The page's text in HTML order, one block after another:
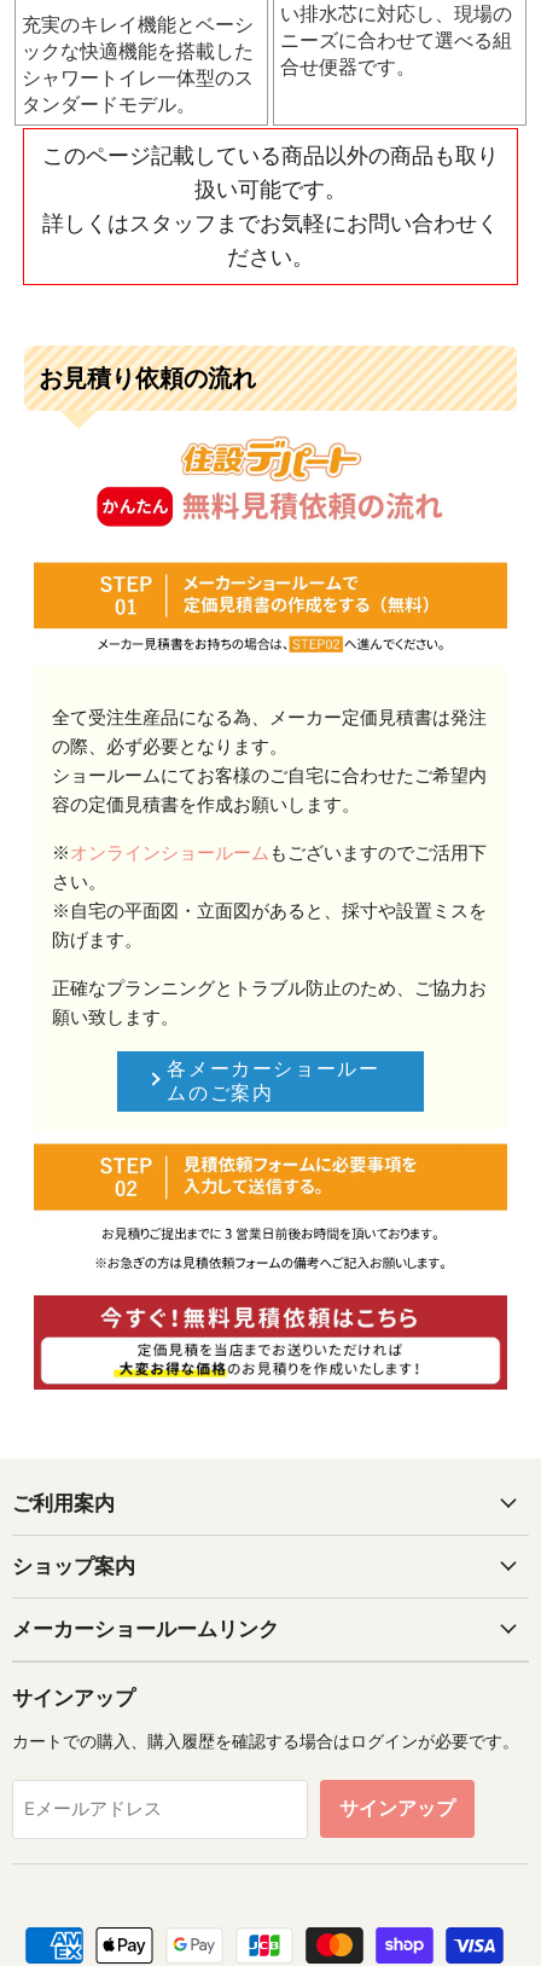
充実のキレイ機能とベーシ
ックな快適機能を搭載した
シャワートイレ一体型のス
タンダードモデル。
い排水芯に対応し、現場の
ニーズに合わせて選べる組
合せ便器です。
このページ記載している商品以外の商品も取り
扱い可能です。
詳しくはスタッフまでお気軽にお問い合わせく
ださい。
お見積り依頼の流れ
全て受注生産品になる為、メーカー定価見積書は発注
の際、必ず必要となります。
ショールームにてお客様のご自宅に合わせたご希望内
容の定価見積書を作成お願いします。
※オンラインショールーム もございますのでご活用下
さい。
※自宅の平面図・立面図があると、採寸や設置ミスを
防げます。
正確なプランニングとトラブル防止のため、ご協力お
願い致します。
各メーカーショールー
ムのご案内
ご利用案内
ショップ案内
メーカーショールームリンク
サインアップ
カートでの購入、購入履歴を確認する場合はログインが必要です。
Eメールアドレス サインアップ